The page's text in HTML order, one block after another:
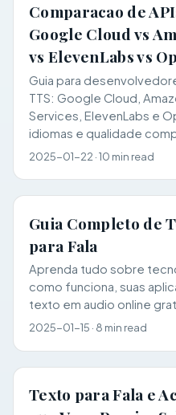
Comparacao de
Google Cloud vs
vs ElevenLabs vs
Guia para
TTS: Google Cloud,
Services, ElevenLabs e
idiomas e qualidade
2025-01-22 ·10 min read
Guia Completo de
para Fala
Aprenda tudo sobre
como funciona, suas
texto em audio online
2025-01-15 · 8 min read
Texto para Fala e